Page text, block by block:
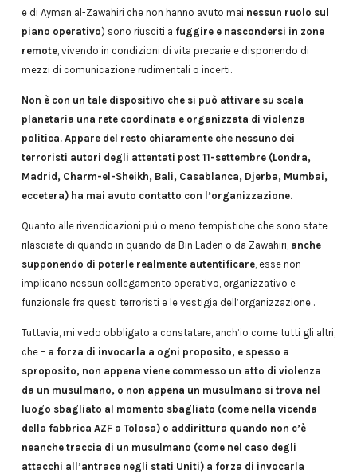
e di Ayman al-Zawahiri che non hanno avuto mai nessun ruolo sul
piano operativo) sono riusciti a fuggire e nascondersi in zone
remote, vivendo in condizioni di vita precarie e disponendo di
mezzi di comunicazione rudimentali o incerti.
Non è con un tale dispositivo che si può attivare su scala
planetaria una rete coordinata e organizzata di violenza
politica. Appare del resto chiaramente che nessuno dei
terroristi autori degli attentati post 11-settembre (Londra,
Madrid, Charm-el-Sheikh, Bali, Casablanca, Djerba, Mumbai,
eccetera) ha mai avuto contatto con l’organizzazione.
Quanto alle rivendicazioni più o meno tempistiche che sono state
rilasciate di quando in quando da Bin Laden o da Zawahiri, anche
supponendo di poterle realmente autentificare, esse non
implicano nessun collegamento operativo, organizzativo e
funzionale fra questi terroristi e le vestigia dell’organizzazione .
Tuttavia, mi vedo obbligato a constatare, anch’io come tutti gli altri,
che – a forza di invocarla a ogni proposito, e spesso a
sproposito, non appena viene commesso un atto di violenza
da un musulmano, o non appena un musulmano si trova nel
luogo sbagliato al momento sbagliato (come nella vicenda
della fabbrica AZF a Tolosa) o addirittura quando non c’è
neanche traccia di un musulmano (come nel caso degli
attacchi all’antrace negli stati Uniti) a forza di invocarla